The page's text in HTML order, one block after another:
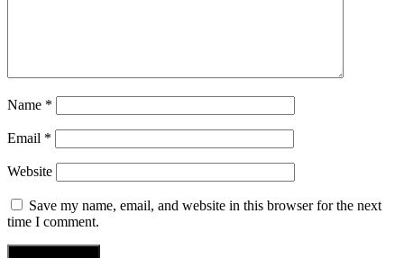
Name *
Email *
Website
Save my name, email, and website in this browser for the next
time I comment.